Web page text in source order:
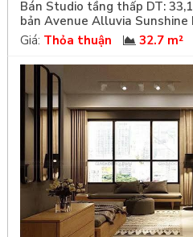
Bán Studio tầng thấp DT:
bản Avenue Alluvia Sunshine
Giá: Thỏa thuận 32.7 m²